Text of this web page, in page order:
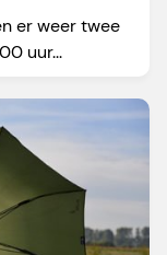
er weer twee
uur...